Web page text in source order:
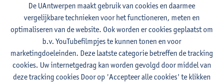
Lesgever(s):
Maarten Weyn
Rafael Berkvens
Rreze Halili
6-Digital Signal Processing
2E SEM
3studiepunten
Lesgever(s):
Walter Daems
De UAntwerpen maakt gebruik van cookies en daarmee
vergelijkbare technieken voor het functioneren, meten en
optimaliseren van de website. Ook worden er cookies geplaatst om
b.v. YouTubefilmpjes te kunnen tonen en voor
marketingdoeleinden. Deze laatste categorie betreffen de tracking
cookies. Uw internetgedrag kan worden gevolgd door middel van
deze tracking cookies Door op 'Accepteer alle cookies' te klikken